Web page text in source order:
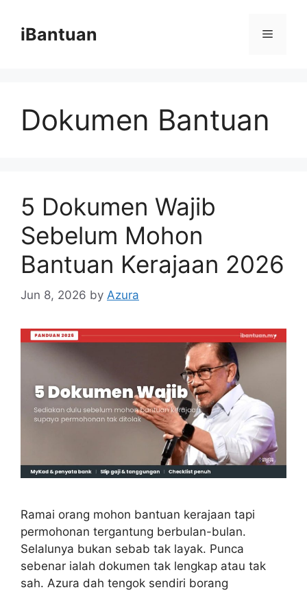
contentiBantuan Menu
Dokumen Bantuan
5 Dokumen Wajib
Sebelum Mohon
Bantuan Kerajaan 2026
Jun 8, 2026 by Azura
Ramai orang mohon bantuan kerajaan tapi
permohonan tergantung berbulan-bulan.
Selalunya bukan sebab tak layak. Punca
sebenar ialah dokumen tak lengkap atau tak
sah. Azura dah tengok sendiri borang